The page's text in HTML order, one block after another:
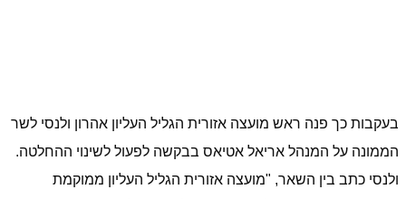
בעקבות כך פנה ראש מועצה אזורית הגליל העליון אהרון ולנסי לשר
הממונה על המנהל אריאל אטיאס בבקשה לפעול לשינוי ההחלטה.
ולנסי כתב בין השאר, "מועצה אזורית הגליל העליון ממוקמת